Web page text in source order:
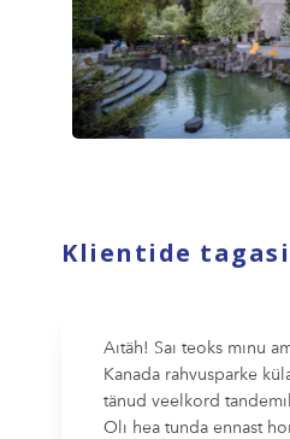
Klientide
Aitäh! Sai teoks minu
Kanada rahvusparke
tänud veelkord
Oli hea tunda ennast